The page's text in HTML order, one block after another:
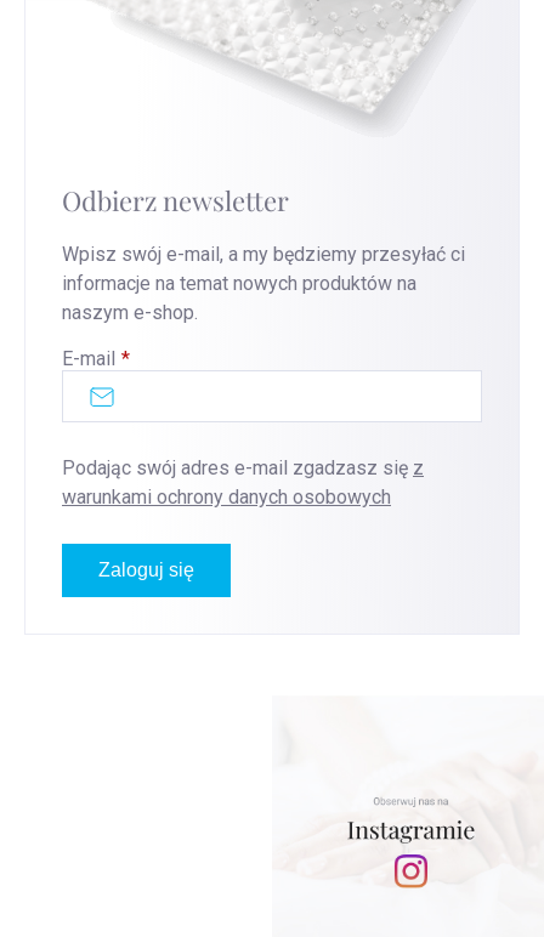
Odbierz newsletter
Wpisz swój e-mail, a my będziemy przesyłać ci
informacje na temat nowych produktów na
naszym e-shop.
E-mail
Podając swój adres e-mail zgadzasz się z
warunkami ochrony danych osobowych
Zaloguj się